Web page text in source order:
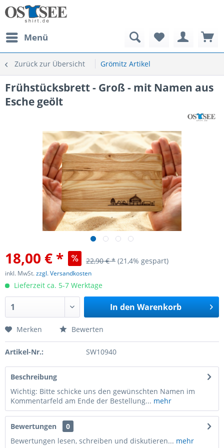
Menü
Zurück zur Übersicht Grömitz Artikel
Frühstücksbrett - Groß - mit Namen aus
Esche geölt
18,00 € * 22,90 € * (21,4% gespart)
inkl. MwSt.zzgl. Versandkosten
Lieferzeit ca. 5-7 Werktage
In den Warenkorb
Merken Bewerten
Artikel-Nr.: SW10940
Beschreibung
Wichtig: Bitte schicke uns den gewünschten Namen im
Kommentarfeld am Ende der Bestellung... mehr
Bewertungen
0
Bewertungen lesen, schreiben und diskutieren... mehr